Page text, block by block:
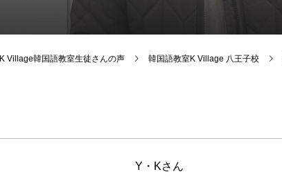
K Village韓国語教室生徒さんの声 韓国語教室K Village 八王子校
Y・Kさん